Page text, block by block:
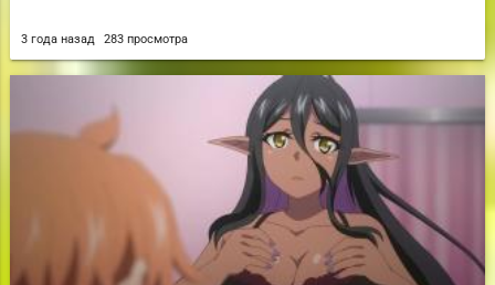
3 года назад 283 просмотра